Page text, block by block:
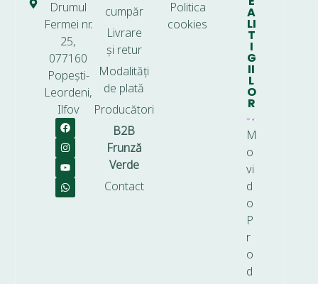
Drumul
Fermei nr.
25,
077160
Popești-
Leordeni,
Ilfov
cumpăr
Livrare
și retur
Modalități
de plată
Producători
B2B
Frunză
Verde
Contact
Politica
cookies
A
LI
T
I
G
II
L
O
R
M
o
vi
d
o
P
r
o
d